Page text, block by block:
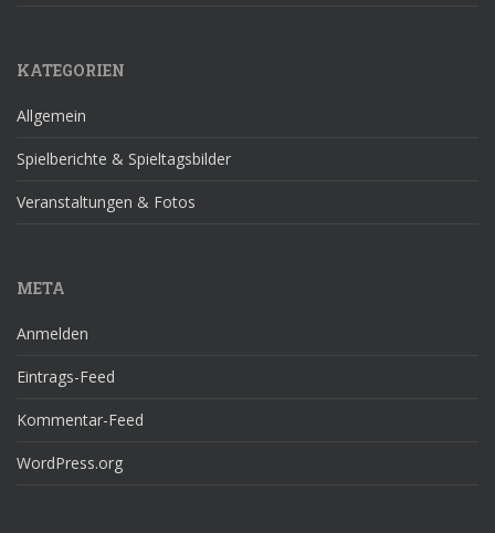
KATEGORIEN
Allgemein
Spielberichte & Spieltagsbilder
Veranstaltungen & Fotos
META
Anmelden
Eintrags-Feed
Kommentar-Feed
WordPress.org